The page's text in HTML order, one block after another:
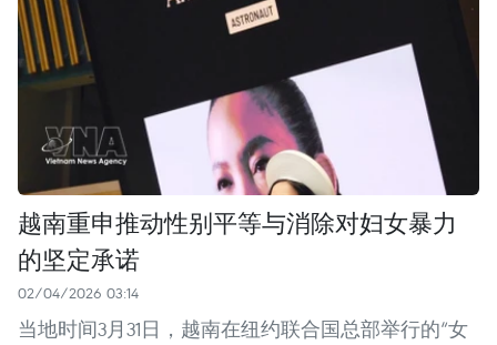
越南重申推动性别平等与消除对妇女暴力
的坚定承诺
02/04/2026 03:14
当地时间3月31日，越南在纽约联合国总部举行的“女